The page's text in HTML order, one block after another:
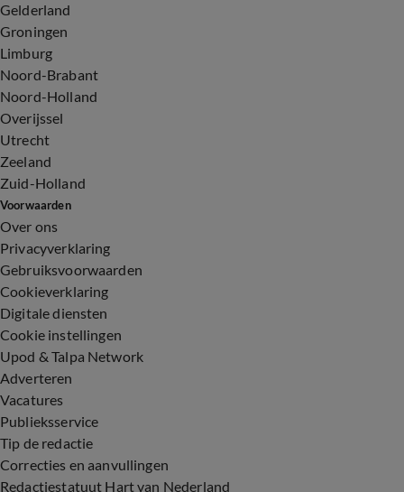
Gelderland
Groningen
Limburg
Noord-Brabant
Noord-Holland
Overijssel
Utrecht
Zeeland
Zuid-Holland
Voorwaarden
Over ons
Privacyverklaring
Gebruiksvoorwaarden
Cookieverklaring
Digitale diensten
Cookie instellingen
Upod & Talpa Network
Adverteren
Vacatures
Publieksservice
Tip de redactie
Correcties en aanvullingen
Redactiestatuut Hart van Nederland